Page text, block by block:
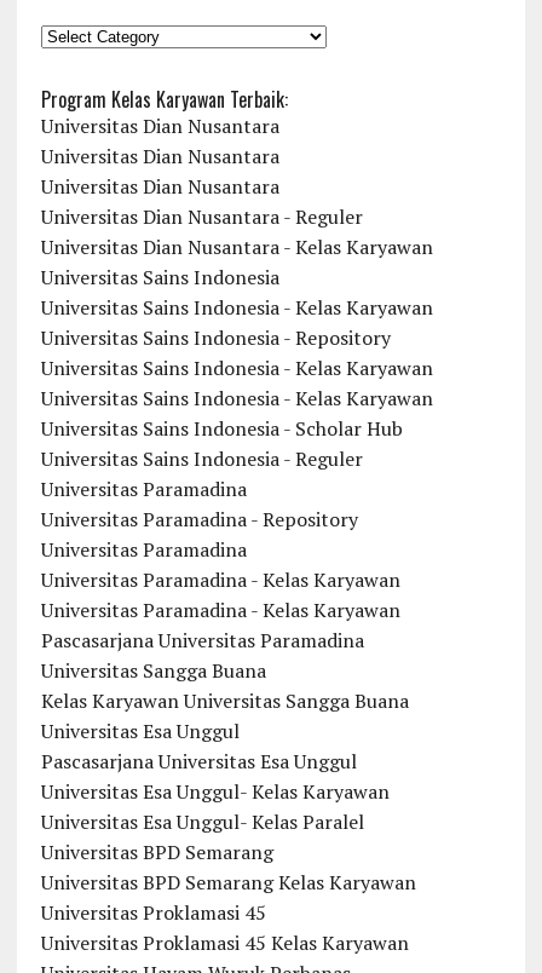
KATEGORI
Program Kelas Karyawan Terbaik:
Universitas Dian Nusantara
Universitas Dian Nusantara
Universitas Dian Nusantara
Universitas Dian Nusantara - Reguler
Universitas Dian Nusantara - Kelas Karyawan
Universitas Sains Indonesia
Universitas Sains Indonesia - Kelas Karyawan
Universitas Sains Indonesia - Repository
Universitas Sains Indonesia - Kelas Karyawan
Universitas Sains Indonesia - Kelas Karyawan
Universitas Sains Indonesia - Scholar Hub
Universitas Sains Indonesia - Reguler
Universitas Paramadina
Universitas Paramadina - Repository
Universitas Paramadina
Universitas Paramadina - Kelas Karyawan
Universitas Paramadina - Kelas Karyawan
Pascasarjana Universitas Paramadina
Universitas Sangga Buana
Kelas Karyawan Universitas Sangga Buana
Universitas Esa Unggul
Pascasarjana Universitas Esa Unggul
Universitas Esa Unggul- Kelas Karyawan
Universitas Esa Unggul- Kelas Paralel
Universitas BPD Semarang
Universitas BPD Semarang Kelas Karyawan
Universitas Proklamasi 45
Universitas Proklamasi 45 Kelas Karyawan